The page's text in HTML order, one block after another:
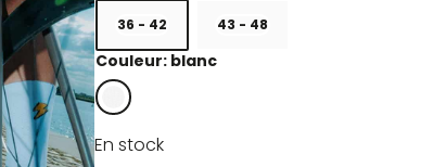
36 - 42 43 - 48
Couleur: blanc
En stock